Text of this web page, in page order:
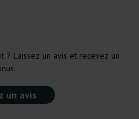
? Laissez un avis et recevez un
un avis